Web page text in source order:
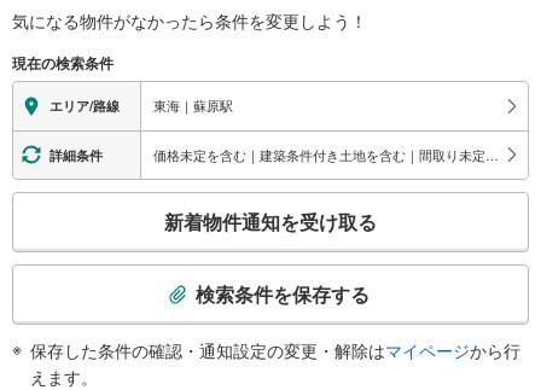
※段差なしでの移動経路
地上⇔ホーム：
駅舎側のホーム：○
駅舎と反対側のホーム：×
気になる物件がなかったら条件を変更しよう！
現在の検索条件
エリア/路線 東海｜蘇原駅
詳細条件 価格未定を含む｜建築条件付き土地を含む｜間取り未定を含む
検
新着物件通知を受け取る
検索条件を保存する
保存した条件の確認・通知設定の変更・解除はマイページから行
えます。